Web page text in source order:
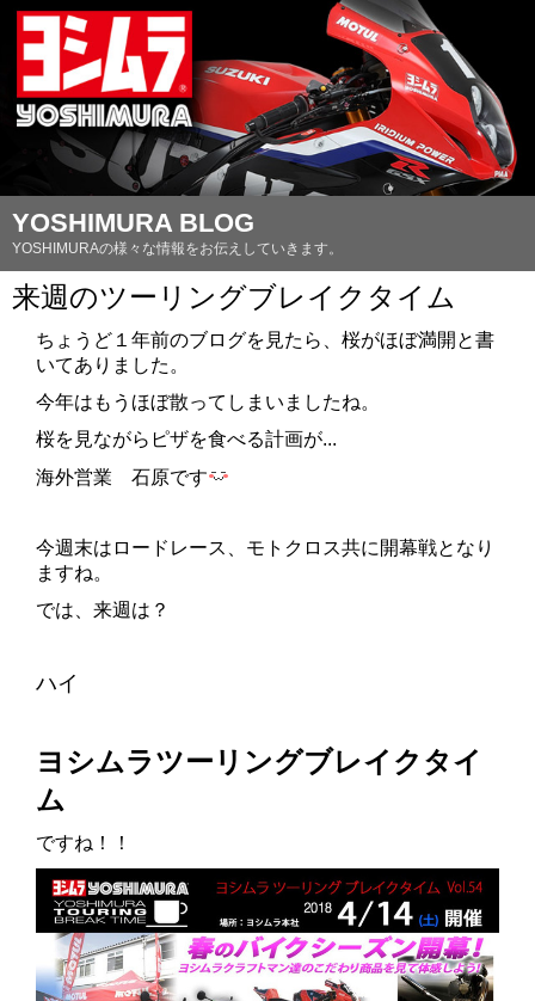
YOSHIMURA BLOG
YOSHIMURAの様々な情報をお伝えしていきます。
来週のツーリングブレイクタイム
ちょうど１年前のブログを見たら、桜がほぼ満開と書
いてありました。
今年はもうほぼ散ってしまいましたね。
桜を見ながらピザを食べる計画が...
海外営業 石原です
今週末はロードレース、モトクロス共に開幕戦となり
ますね。
では、来週は？
ハイ
ヨシムラツーリングブレイクタイ
ム
ですね！！